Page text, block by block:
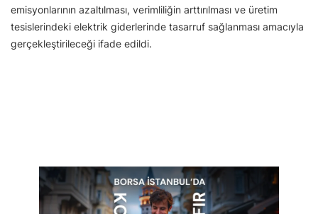
emisyonlarının azaltılması, verimliliğin arttırılması ve üretim
tesislerindeki elektrik giderlerinde tasarruf sağlanması amacıyla
gerçekleştirileceği ifade edildi.